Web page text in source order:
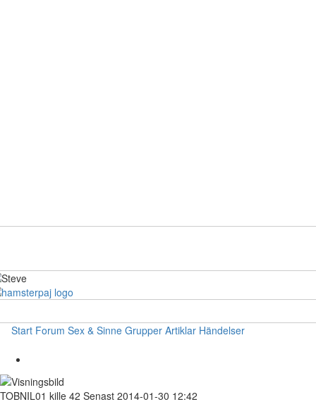
Start Forum Sex & Sinne Grupper Artiklar Händelser
TOBNIL01 kille 42 Senast 2014-01-30 12:42